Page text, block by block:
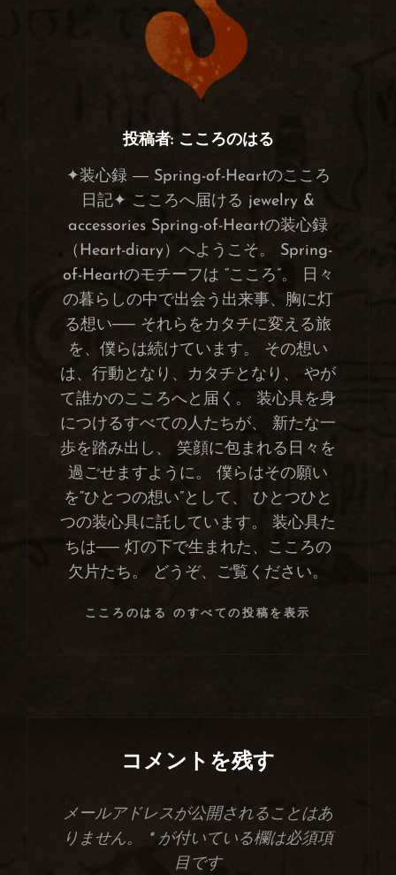
投稿者:こころのはる
✦装心録 ― Spring-of-Heartのこころ
日記✦ こころへ届ける jewelry &
accessories Spring-of-Heartの装心録
（Heart-diary）へようこそ。 Spring-
of-Heartのモチーフは “こころ”。 日々
の暮らしの中で出会う出来事、胸に灯
る想い── それらをカタチに変える旅
を、僕らは続けています。 その想い
は、行動となり、カタチとなり、 やが
て誰かのこころへと届く。 装心具を身
につけるすべての人たちが、 新たな一
歩を踏み出し、 笑顔に包まれる日々を
過ごせますように。 僕らはその願い
を“ひとつの想い”として、 ひとつひと
つの装心具に託しています。 装心具た
ちは── 灯の下で生まれた、こころの
欠片たち。 どうぞ、ご覧ください。
こころのはる のすべての投稿を表示
コメントを残す
メールアドレスが公開されることはあ
りません。
*が付いている欄は必須項
目です